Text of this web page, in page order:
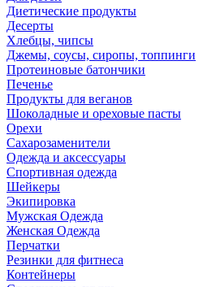
Диетические продукты
Десерты
Хлебцы, чипсы
Джемы, соусы, сиропы, топпинги
Протеиновые батончики
Печенье
Продукты для веганов
Шоколадные и ореховые пасты
Орехи
Сахарозаменители
Одежда и аксессуары
Спортивная одежда
Шейкеры
Экипировка
Мужская Одежда
Женская Одежда
Перчатки
Резинки для фитнеса
Контейнеры